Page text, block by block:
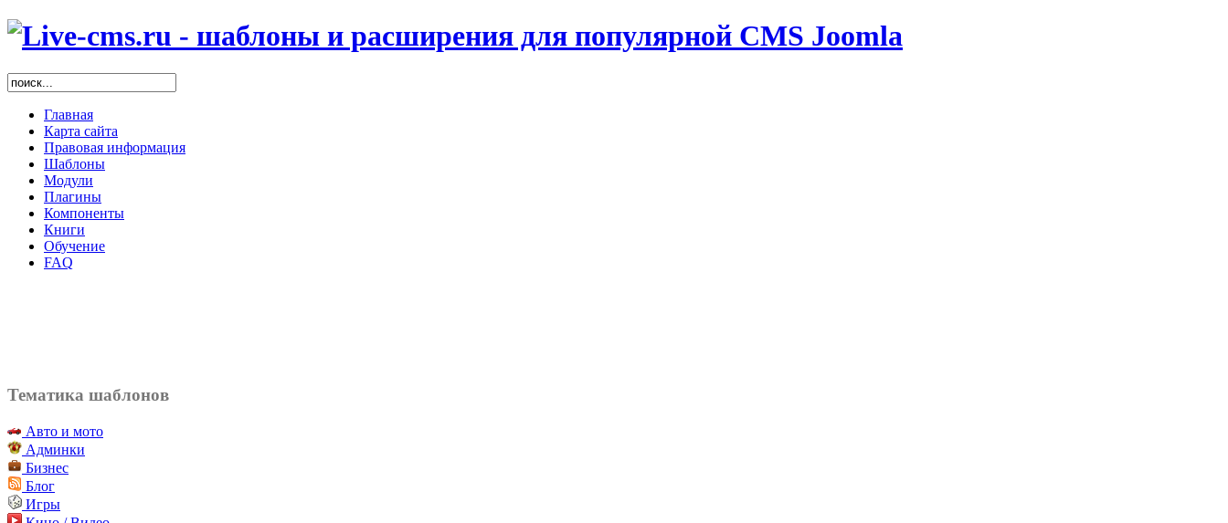
Главная
Карта сайта
Правовая информация
Шаблоны
Модули
Плагины
Компоненты
Книги
Обучение
FAQ
Тематика шаблонов
Авто и мото
Админки
Бизнес
Блог
Игры